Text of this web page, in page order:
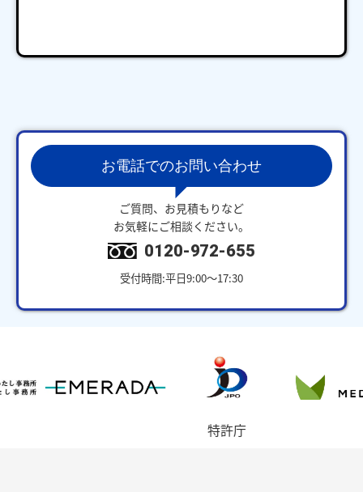
お電話でのお問い合わせ
ご質問、お見積もりなど
お気軽にご相談ください。
0120-972-655
受付時間:平日9:00～17:30
特許庁